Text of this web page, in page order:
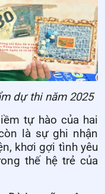
dự thi năm 2025
tự hào của hai
là sự ghi nhận
khơi gợi tình yêu
thế hệ trẻ của